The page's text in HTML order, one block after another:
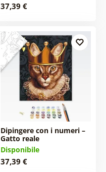
37,39 €
Dipingere con i numeri –
Gatto reale
Disponibile
37,39 €